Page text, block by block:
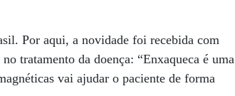
Por aqui, a novidade foi recebida com
tratamento da doença: “Enxaqueca é uma
vai ajudar o paciente de forma